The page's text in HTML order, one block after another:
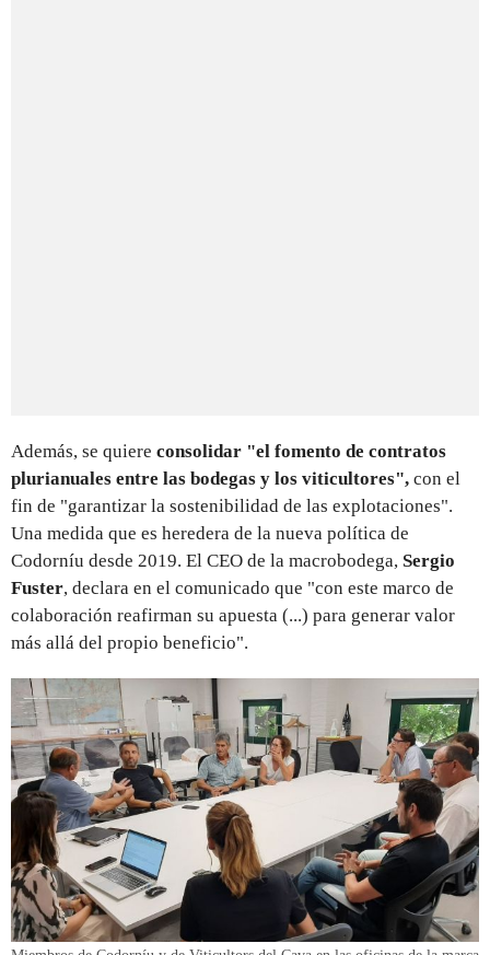
Además, se quiere consolidar "el fomento de contratos
plurianuales entre las bodegas y los viticultores", con el
fin de "garantizar la sostenibilidad de las explotaciones".
Una medida que es heredera de la nueva política de
Codorníu desde 2019. El CEO de la macrobodega, Sergio
Fuster, declara en el comunicado que "con este marco de
colaboración reafirman su apuesta (...) para generar valor
más allá del propio beneficio".